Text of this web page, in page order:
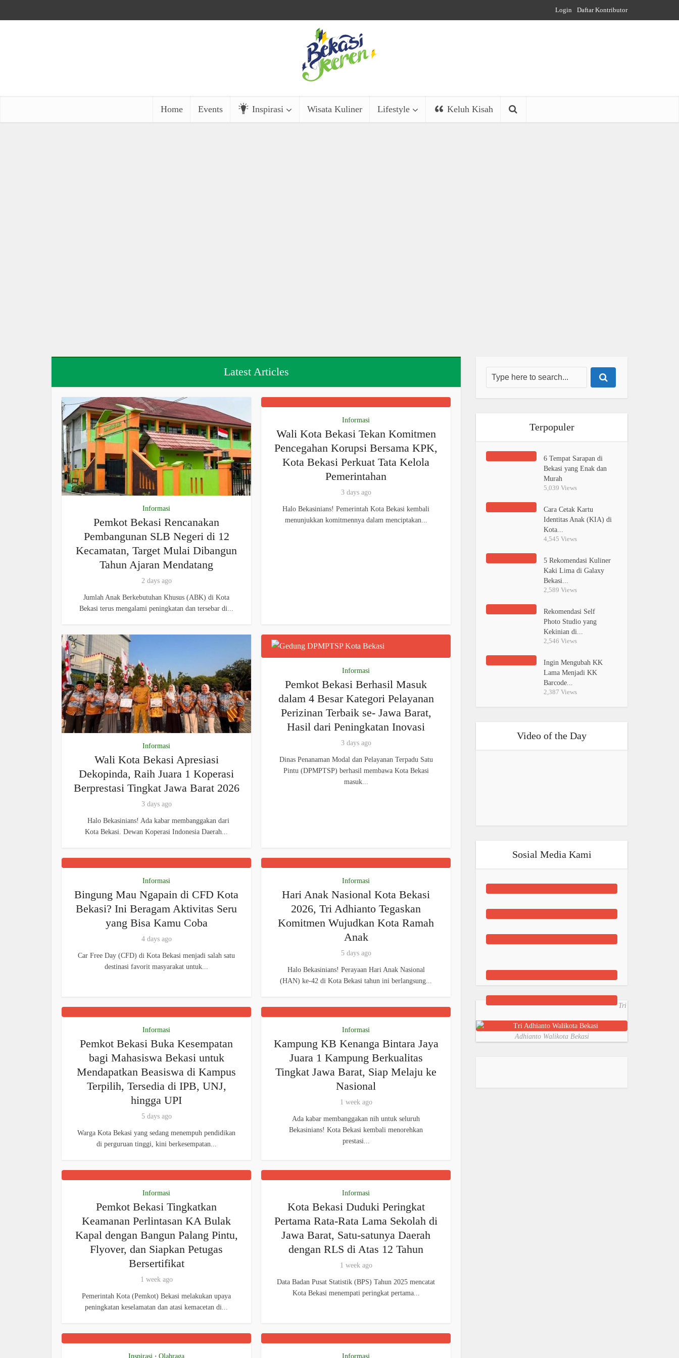
Login Daftar Kontributor
Home Events Inspirasi Wisata Kuliner Lifestyle Keluh Kisah
Latest Articles
Informasi
Pemkot Bekasi Rencanakan
Pembangunan SLB Negeri di 12
Kecamatan, Target Mulai Dibangun
Tahun Ajaran Mendatang
2 days ago
Jumlah Anak Berkebutuhan Khusus (ABK) di Kota
Bekasi terus mengalami peningkatan dan tersebar di...
Informasi
Wali Kota Bekasi Tekan Komitmen
Pencegahan Korupsi Bersama KPK,
Kota Bekasi Perkuat Tata Kelola
Pemerintahan
3 days ago
Halo Bekasinians! Pemerintah Kota Bekasi kembali
menunjukkan komitmennya dalam menciptakan...
Informasi
Wali Kota Bekasi Apresiasi
Dekopinda, Raih Juara 1 Koperasi
Berprestasi Tingkat Jawa Barat 2026
3 days ago
Halo Bekasinians! Ada kabar membanggakan dari
Kota Bekasi. Dewan Koperasi Indonesia Daerah...
Informasi
Pemkot Bekasi Berhasil Masuk
dalam 4 Besar Kategori Pelayanan
Perizinan Terbaik se- Jawa Barat,
Hasil dari Peningkatan Inovasi
3 days ago
Dinas Penanaman Modal dan Pelayanan Terpadu Satu
Pintu (DPMPTSP) berhasil membawa Kota Bekasi
masuk...
Informasi
Bingung Mau Ngapain di CFD Kota
Bekasi? Ini Beragam Aktivitas Seru
yang Bisa Kamu Coba
4 days ago
Car Free Day (CFD) di Kota Bekasi menjadi salah satu
destinasi favorit masyarakat untuk...
Informasi
Hari Anak Nasional Kota Bekasi
2026, Tri Adhianto Tegaskan
Komitmen Wujudkan Kota Ramah
Anak
5 days ago
Halo Bekasinians! Perayaan Hari Anak Nasional
(HAN) ke-42 di Kota Bekasi tahun ini berlangsung...
Informasi
Pemkot Bekasi Buka Kesempatan
bagi Mahasiswa Bekasi untuk
Mendapatkan Beasiswa di Kampus
Terpilih, Tersedia di IPB, UNJ,
hingga UPI
5 days ago
Warga Kota Bekasi yang sedang menempuh pendidikan
di perguruan tinggi, kini berkesempatan...
Informasi
Kampung KB Kenanga Bintara Jaya
Juara 1 Kampung Berkualitas
Tingkat Jawa Barat, Siap Melaju ke
Nasional
1 week ago
Ada kabar membanggakan nih untuk seluruh
Bekasinians! Kota Bekasi kembali menorehkan
prestasi...
Informasi
Pemkot Bekasi Tingkatkan
Keamanan Perlintasan KA Bulak
Kapal dengan Bangun Palang Pintu,
Flyover, dan Siapkan Petugas
Bersertifikat
1 week ago
Pemerintah Kota (Pemkot) Bekasi melakukan upaya
peningkatan keselamatan dan atasi kemacetan di...
Informasi
Kota Bekasi Duduki Peringkat
Pertama Rata-Rata Lama Sekolah di
Jawa Barat, Satu-satunya Daerah
dengan RLS di Atas 12 Tahun
1 week ago
Data Badan Pusat Statistik (BPS) Tahun 2025 mencatat
Kota Bekasi menempati peringkat pertama...
Inspirasi • Olahraga Informasi
Terpopuler
6 Tempat Sarapan di
Bekasi yang Enak dan
Murah
5,039 Views
Cara Cetak Kartu
Identitas Anak (KIA) di
Kota...
4,545 Views
5 Rekomendasi Kuliner
Kaki Lima di Galaxy
Bekasi...
2,589 Views
Rekomendasi Self
Photo Studio yang
Kekinian di...
2,546 Views
Ingin Mengubah KK
Lama Menjadi KK
Barcode...
2,387 Views
Video of the Day
Sosial Media Kami
Tri
Adhianto Walikota Bekasi